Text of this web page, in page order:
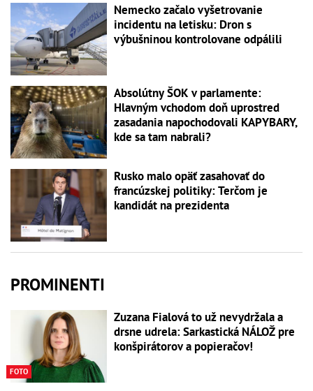
Nemecko začalo vyšetrovanie
incidentu na letisku: Dron s
výbušninou kontrolovane odpálili
Absolútny ŠOK v parlamente:
Hlavným vchodom doň uprostred
zasadania napochodovali KAPYBARY,
kde sa tam nabrali?
Rusko malo opäť zasahovať do
francúzskej politiky: Terčom je
kandidát na prezidenta
PROMINENTI
FOTO
Zuzana Fialová to už nevydržala a
drsne udrela: Sarkastická NÁLOŽ pre
konšpirátorov a popieračov!